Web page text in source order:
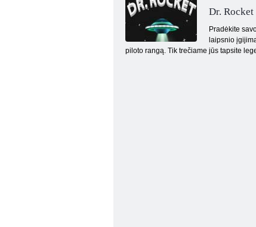
Dr. Rocket
Pradėkite
laipsnio
piloto rangą. Tik trečiame jūs tapsite